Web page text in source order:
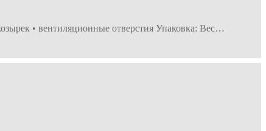
• вентиляционные отверстия Упаковка: Вес…